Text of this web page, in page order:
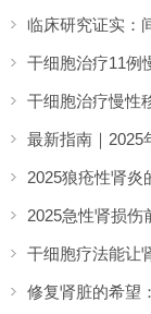
2025狼疮性肾炎
干细胞疗法能让
修复肾脏的希望